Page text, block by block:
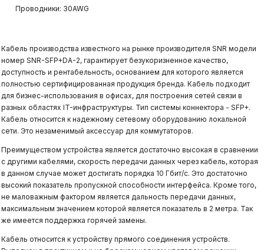
Проводники: 30AWG
Кабель производства известного на рынке производителя SNR модели
номер SNR-SFP+DA-2, гарантирует безукоризненное качество,
доступность и рентабельность, основанием для которого является
полностью сертифицированная продукция бренда. Кабель подходит
для бизнес-использования в офисах, для построения сетей связи в
разных областях IT-инфраструктуры. Тип системы коннектора - SFP+.
Кабель относится к надежному сетевому оборудованию локальной
сети. Это незаменимый аксессуар для коммутаторов.
Преимуществом устройства является достаточно высокая в сравнении
с другими кабелями, скорость передачи данных через кабель, которая
в данном случае может достигать порядка 10 Гбит/с. Это достаточно
высокий показатель пропускной способности интерфейса. Кроме того,
не маловажным фактором является дальность передачи данных,
максимальным значением которой является показатель в 2 метра. Так
же имеется поддержка горячей замены.
Кабель относится к устройству прямого соединения устройств.